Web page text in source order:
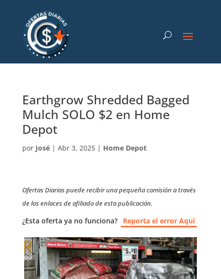
Earthgrow Shredded Bagged
Mulch SOLO $2 en Home
Depot
por José| Abr 3, 2025| Home Depot
Ofertas Diarias puede recibir una pequeña comisión a través
de los enlaces de afiliado de esta publicación.
¿Esta oferta ya no funciona? Reporta el error Aquí